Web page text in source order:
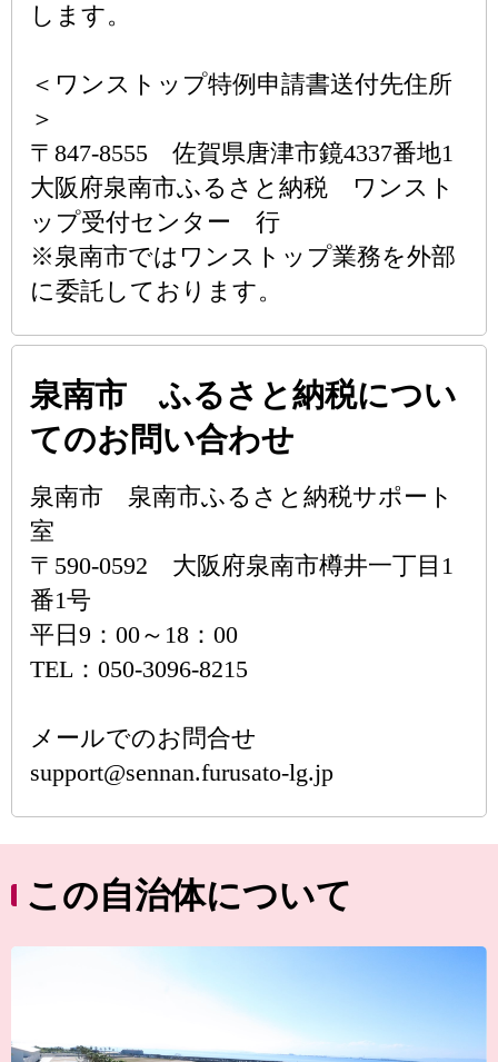
します。
＜ワンストップ特例申請書送付先住所
＞
〒847-8555 佐賀県唐津市鏡4337番地1
大阪府泉南市ふるさと納税 ワンスト
ップ受付センター 行
※泉南市ではワンストップ業務を外部
に委託しております。
泉南市 ふるさと納税につい
てのお問い合わせ
泉南市 泉南市ふるさと納税サポート
室
〒590-0592 大阪府泉南市樽井一丁目1
番1号
平日9：00～18：00
TEL：050-3096-8215
メールでのお問合せ
support@sennan.furusato-lg.jp
この自治体について